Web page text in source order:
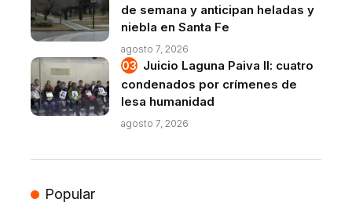
de semana y anticipan heladas y
niebla en Santa Fe
agosto 7, 2026
Juicio Laguna Paiva II: cuatro
condenados por crímenes de
lesa humanidad
agosto 7, 2026
Popular